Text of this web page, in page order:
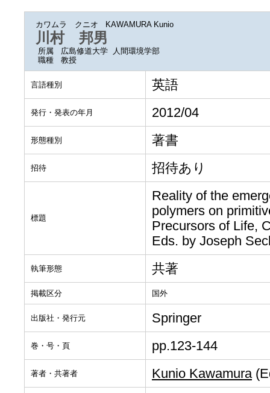
カワムラ クニオ KAWAMURA Kunio
川村 邦男
所属
広島修道大学 人間環境学部
職種
教授
言語種別 英語
発行・発表の年月 2012/04
形態種別 著書
招待 招待あり
標題
Reality of the
polymers on
Precursors of Life,
Eds. by Joseph
執筆形態 共著
掲載区分 国外
出版社・発行元 Springer
巻・号・頁 pp.123-144
著者・共著者 Kunio Kawamura